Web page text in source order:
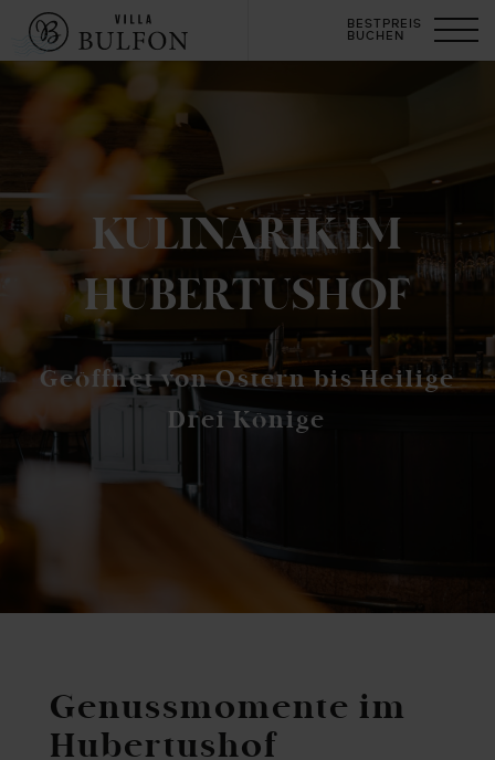
BESTPREIS
BUCHEN
KULINARIK IM
HUBERTUSHOF
Geöffnet von Ostern bis Heilige
Drei Könige
Genussmomente im
Hubertushof